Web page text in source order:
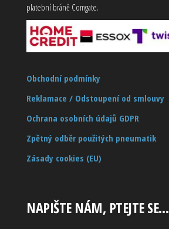
platební bráně Comgate.
Obchodní podmínky
Reklamace / Odstoupení od smlouvy
Ochrana osobních údajů GDPR
Zpětný odběr použitých pneumatik
Zásady cookies (EU)
NAPIŠTE NÁM, PTEJTE SE…